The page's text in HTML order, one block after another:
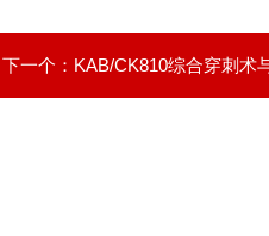
下一个： KAB/CK810综合穿刺术与叩